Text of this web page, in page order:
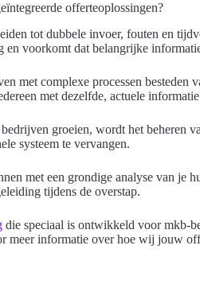
offerteoplossingen?
tot dubbele invoer, fouten en
voorkomt dat belangrijke
met complexe processen besteden
met dezelfde, actuele
groeien, wordt het beheren
systeem te vervangen.
met een grondige analyse van
tijdens de overstap.
die speciaal is ontwikkeld voor mkb-
meer informatie over hoe wij jouw